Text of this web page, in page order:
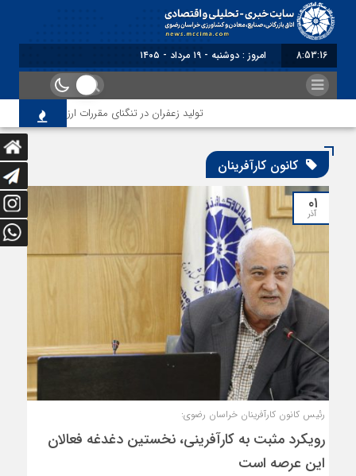
8:53:16 امروز : دوشنبه - ۱۹ مرداد - ۱۴۰۵
تولید زعفران در تنگنای مقررات ارزی و افزایش
کانون کارآفرینان
۰۱
آذر
رئیس کانون کارآفرینان خراسان رضوی:
رویکرد مثبت به کارآفرینی، نخستین دغدغه فعالان
این عرصه است